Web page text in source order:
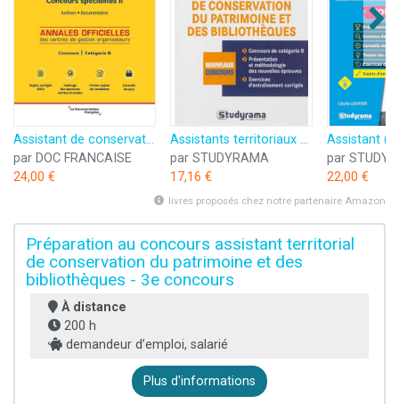
Assistant de conservation. Assistant de conservation principal de 2e classe du patrimoine et des bibliothèques 2023. Spécialités II: Archives - documentation, Concours - Catégorie B
par DOC FRANCAISE
24,00 €
Assistants territoriaux de conservation du patrimoine et des bibliothèques
par STUDYRAMA
17,16 €
par
22,00 €
livres proposés chez notre partenaire Amazon
Préparation au concours assistant territorial
de conservation du patrimoine et des
bibliothèques - 3e concours
À distance
200 h
demandeur d’emploi, salarié
Plus d'informations